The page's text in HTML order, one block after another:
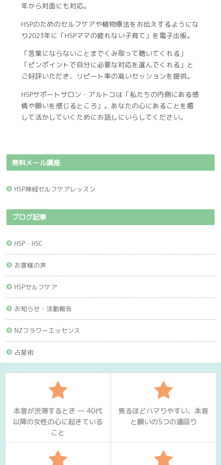
年から対面にも対応。
HSPのためのセルフケアや植物療法をお伝えするようにな
り2023年に「HSPママの疲れない子育て」を電子出版。
「言葉にならないことまでくみ取って聴いてくれる」
「ピンポイントで自分に必要な対応を選んでくれる」と
ご好評いただき、リピート率の高いセッションを提供。
HSPサポートサロン・アルトコは「私たちの内側にある感
情や願いを感じるところ」。あなたの心にあることを癒
して活かしていくためにお話しにいらしてください。
無料メール講座
HSP神経セルフケアレッスン
ブログ記事
HSP・HSC
お客様の声
HSPセルフケア
お知らせ・活動報告
NZフラワーエッセンス
占星術
本音が渋滞するとき ― 40代
以降の女性の心に起きている
こと
焦るほどハマりやすい、本音
と願いの5つの遠回り